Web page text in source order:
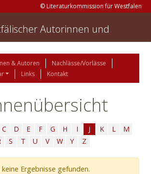
© Literaturkommission für Westfalen
Autorinnen und
& Autoren
Nachlässe/Vorlässe
Links Kontakt
C D E F G H I J K L
M
S T U V W Y Z
Ergebnisse gefunden.